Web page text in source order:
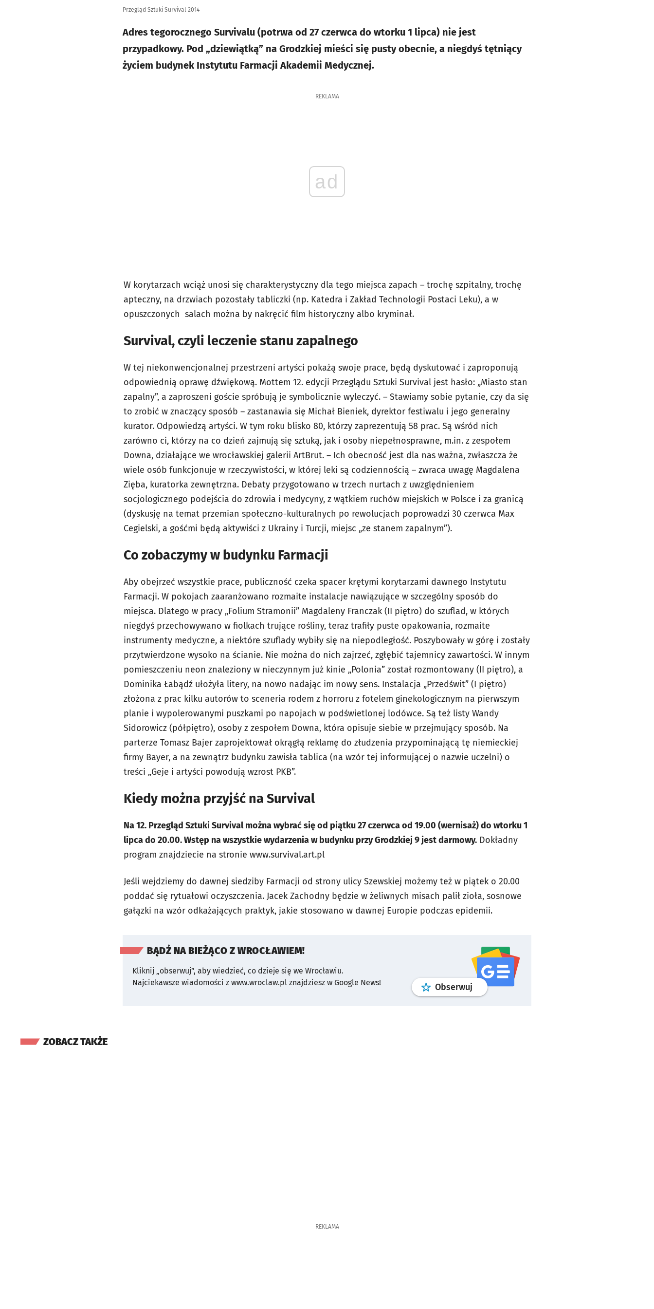
Przegląd Sztuki Survival 2014
Adres tegorocznego Survivalu (potrwa od 27 czerwca do wtorku 1 lipca) nie jest
przypadkowy. Pod „dziewiątką” na Grodzkiej mieści się pusty obecnie, a niegdyś tętniący
życiem budynek Instytutu Farmacji Akademii Medycznej.
REKLAMA
ad
W korytarzach wciąż unosi się charakterystyczny dla tego miejsca zapach – trochę szpitalny, trochę
apteczny, na drzwiach pozostały tabliczki (np. Katedra i Zakład Technologii Postaci Leku), a w
opuszczonych salach można by nakręcić film historyczny albo kryminał.
Survival, czyli leczenie stanu zapalnego
W tej niekonwencjonalnej przestrzeni artyści pokażą swoje prace, będą dyskutować i zaproponują
odpowiednią oprawę dźwiękową. Mottem 12. edycji Przeglądu Sztuki Survival jest hasło: „Miasto stan
zapalny”, a zaproszeni goście spróbują je symbolicznie wyleczyć. – Stawiamy sobie pytanie, czy da się
to zrobić w znaczący sposób – zastanawia się Michał Bieniek, dyrektor festiwalu i jego generalny
kurator. Odpowiedzą artyści. W tym roku blisko 80, którzy zaprezentują 58 prac. Są wśród nich
zarówno ci, którzy na co dzień zajmują się sztuką, jak i osoby niepełnosprawne, m.in. z zespołem
Downa, działające we wrocławskiej galerii ArtBrut. – Ich obecność jest dla nas ważna, zwłaszcza że
wiele osób funkcjonuje w rzeczywistości, w której leki są codziennością – zwraca uwagę Magdalena
Zięba, kuratorka zewnętrzna. Debaty przygotowano w trzech nurtach z uwzględnieniem
socjologicznego podejścia do zdrowia i medycyny, z wątkiem ruchów miejskich w Polsce i za granicą
(dyskusję na temat przemian społeczno-kulturalnych po rewolucjach poprowadzi 30 czerwca Max
Cegielski, a gośćmi będą aktywiści z Ukrainy i Turcji, miejsc „ze stanem zapalnym”).
Co zobaczymy w budynku Farmacji
Aby obejrzeć wszystkie prace, publiczność czeka spacer krętymi korytarzami dawnego Instytutu
Farmacji. W pokojach zaaranżowano rozmaite instalacje nawiązujące w szczególny sposób do
miejsca. Dlatego w pracy „Folium Stramonii” Magdaleny Franczak (II piętro) do szuflad, w których
niegdyś przechowywano w fiolkach trujące rośliny, teraz trafiły puste opakowania, rozmaite
instrumenty medyczne, a niektóre szuflady wybiły się na niepodległość. Poszybowały w górę i zostały
przytwierdzone wysoko na ścianie. Nie można do nich zajrzeć, zgłębić tajemnicy zawartości. W innym
pomieszczeniu neon znaleziony w nieczynnym już kinie „Polonia” został rozmontowany (II piętro), a
Dominika Łabądź ułożyła litery, na nowo nadając im nowy sens. Instalacja „Przedświt” (I piętro)
złożona z prac kilku autorów to sceneria rodem z horroru z fotelem ginekologicznym na pierwszym
planie i wypolerowanymi puszkami po napojach w podświetlonej lodówce. Są też listy Wandy
Sidorowicz (półpiętro), osoby z zespołem Downa, która opisuje siebie w przejmujący sposób. Na
parterze Tomasz Bajer zaprojektował okrągłą reklamę do złudzenia przypominającą tę niemieckiej
firmy Bayer, a na zewnątrz budynku zawisła tablica (na wzór tej informującej o nazwie uczelni) o
treści „Geje i artyści powodują wzrost PKB”.
Kiedy można przyjść na Survival
Na 12. Przegląd Sztuki Survival można wybrać się od piątku 27 czerwca od 19.00 (wernisaż) do wtorku 1
lipca do 20.00. Wstęp na wszystkie wydarzenia w budynku przy Grodzkiej 9 jest darmowy. Dokładny
program znajdziecie na stronie www.survival.art.pl
Jeśli wejdziemy do dawnej siedziby Farmacji od strony ulicy Szewskiej możemy też w piątek o 20.00
poddać się rytuałowi oczyszczenia. Jacek Zachodny będzie w żeliwnych misach palił zioła, sosnowe
gałązki na wzór odkażających praktyk, jakie stosowano w dawnej Europie podczas epidemii.
BĄDŹ NA BIEŻĄCO Z WROCŁAWIEM!
Kliknij „obserwuj”, aby wiedzieć, co dzieje się we Wrocławiu.
Najciekawsze wiadomości z www.wroclaw.pl znajdziesz w Google News!
Obserwuj profilgoogle news
ZOBACZ TAKŻE
REKLAMA